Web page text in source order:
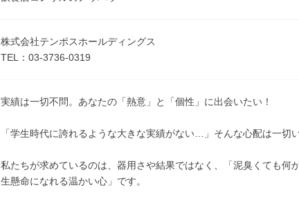
株式会社テンポスホールディングス
TEL：03-3736-0319
実績は一切不問。あなたの「熱意」と「個性」に出会いたい！
「学生時代に誇れるような大きな実績がない…」そんな心配は一切
私たちが求めているのは、器用さや結果ではなく、「泥臭くても
生懸命になれる温かい心」です。